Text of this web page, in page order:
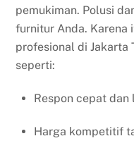
pemukiman. Polusi
furnitur Anda. Karena
profesional di Jakarta
seperti:
Respon cepat dan
Harga kompetitif